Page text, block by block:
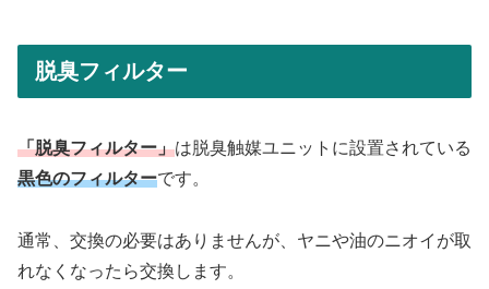
脱臭フィルター
「脱臭フィルター」は脱臭触媒ユニットに設置されている
黒色のフィルターです。
通常、交換の必要はありませんが、ヤニや油のニオイが取
れなくなったら交換します。